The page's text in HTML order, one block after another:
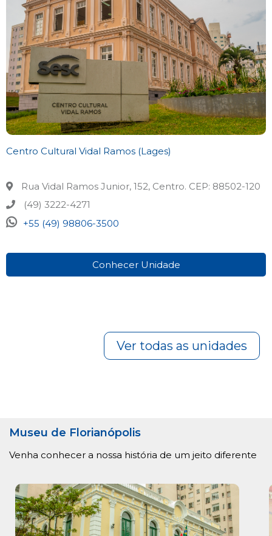
Centro Cultural Vidal Ramos (Lages)
Rua Vidal Ramos Junior, 152, Centro. CEP: 88502-120
(49) 3222-4271
+55 (49) 98806-3500
Conhecer Unidade
Ver todas as unidades
Museu de Florianópolis
Venha conhecer a nossa história de um jeito diferente